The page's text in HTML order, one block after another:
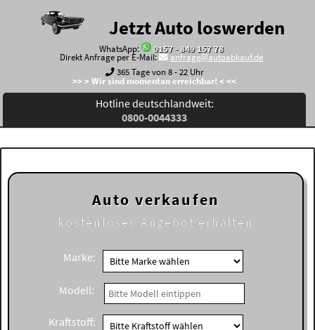
Jetzt Auto loswerden
WhatsApp:
0157 - 849 157 78
Direkt Anfrage per E-Mail:
anfrage@autoabkauf.de
365 Tage von 8 - 22 Uhr
>> > Wir sind momentan erreichbar! < <<
Hotline deutschlandweit:
0800-0044333
Auto verkaufen
kostenloses Angebot erhalten
Marke:
Modell:
Kraftstoff: